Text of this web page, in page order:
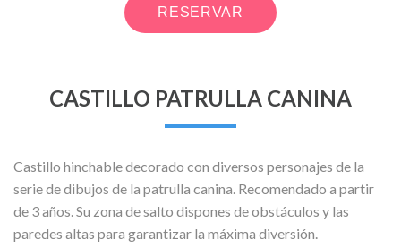
RESERVAR
CASTILLO PATRULLA CANINA
Castillo hinchable decorado con diversos personajes de la
serie de dibujos de la patrulla canina. Recomendado a partir
de 3 años. Su zona de salto dispones de obstáculos y las
paredes altas para garantizar la máxima diversión.